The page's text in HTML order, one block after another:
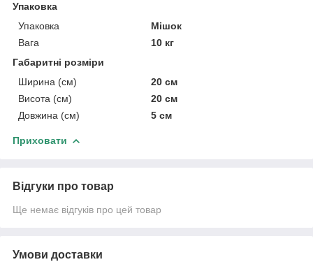
Упаковка
Упаковка
Мішок
Вага
10 кг
Габаритні розміри
Ширина (см)
20 см
Висота (см)
20 см
Довжина (см)
5 см
Приховати
Відгуки про товар
Ще немає відгуків про цей товар
Умови доставки